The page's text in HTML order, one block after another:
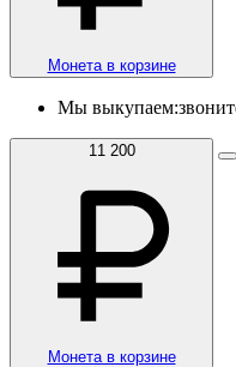
Монета в корзине
Мы выкупаем:
11 200
Монета в корзине